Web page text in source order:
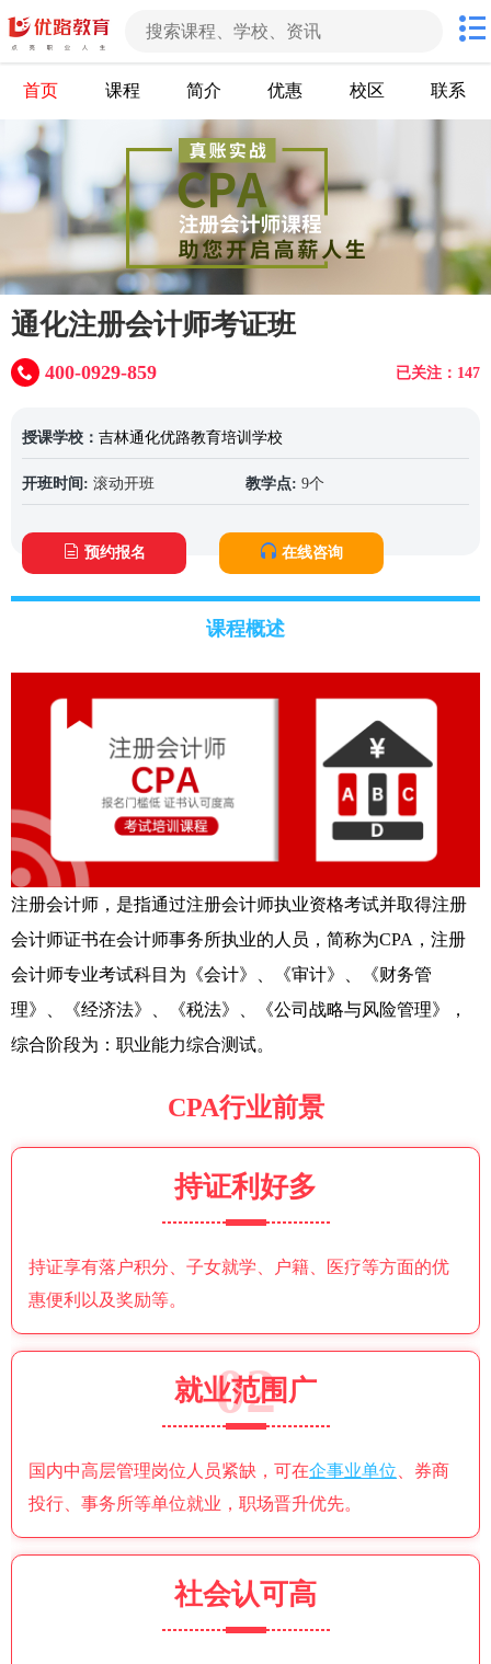
首页 课程 简介 优惠 校区 联系
通化注册会计师考证班
已关注：147
400-0929-859
授课学校： 吉林通化优路教育培训学校
开班时间: 滚动开班 教学点: 9个
预约报名 在线咨询
课程概述
注册会计师，是指通过注册会计师执业资格考试并取得注册
会计师证书在会计师事务所执业的人员，简称为CPA，注册
会计师专业考试科目为《会计》、《审计》、《财务管
理》、《经济法》、《税法》、《公司战略与风险管理》，
综合阶段为：职业能力综合测试。
CPA行业前景
持证利好多
持证享有落户积分、子女就学、户籍、医疗等方面的优
惠便利以及奖励等。
就业范围广
02
国内中高层管理岗位人员紧缺，可在企事业单位 、券商
投行、事务所等单位就业，职场晋升优先。
社会认可高